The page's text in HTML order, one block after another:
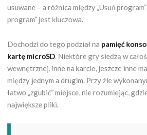
usuwane – a różnica między „Usuń
program” jest kluczowa.
Dochodzi do tego podział na pamięć
kartę microSD . Niektóre gry siedzą w
wewnętrznej, inne na karcie, jeszcze inne
między jednym a drugim. Przy źle
łatwo „zgubić” miejsce, nie rozumiejąc,
największe pliki.